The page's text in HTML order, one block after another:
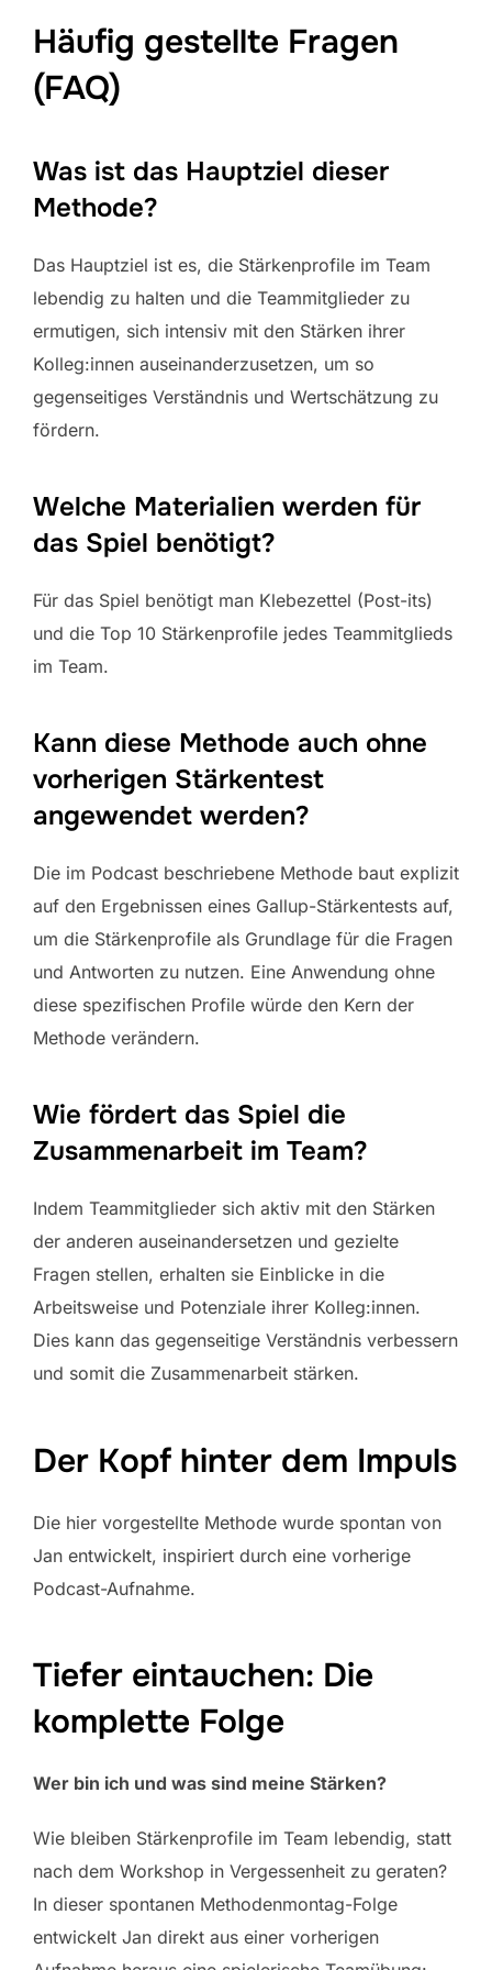
Häufig gestellte Fragen
(FAQ)
Was ist das Hauptziel dieser
Methode?
Das Hauptziel ist es, die Stärkenprofile im Team
lebendig zu halten und die Teammitglieder zu
ermutigen, sich intensiv mit den Stärken ihrer
Kolleg:innen auseinanderzusetzen, um so
gegenseitiges Verständnis und Wertschätzung zu
fördern.
Welche Materialien werden für
das Spiel benötigt?
Für das Spiel benötigt man Klebezettel (Post-its)
und die Top 10 Stärkenprofile jedes Teammitglieds
im Team.
Kann diese Methode auch ohne
vorherigen Stärkentest
angewendet werden?
Die im Podcast beschriebene Methode baut explizit
auf den Ergebnissen eines Gallup-Stärkentests auf,
um die Stärkenprofile als Grundlage für die Fragen
und Antworten zu nutzen. Eine Anwendung ohne
diese spezifischen Profile würde den Kern der
Methode verändern.
Wie fördert das Spiel die
Zusammenarbeit im Team?
Indem Teammitglieder sich aktiv mit den Stärken
der anderen auseinandersetzen und gezielte
Fragen stellen, erhalten sie Einblicke in die
Arbeitsweise und Potenziale ihrer Kolleg:innen.
Dies kann das gegenseitige Verständnis verbessern
und somit die Zusammenarbeit stärken.
Der Kopf hinter dem Impuls
Die hier vorgestellte Methode wurde spontan von
Jan entwickelt, inspiriert durch eine vorherige
Podcast-Aufnahme.
Tiefer eintauchen: Die
komplette Folge
Wer bin ich und was sind meine Stärken?
Wie bleiben Stärkenprofile im Team lebendig, statt
nach dem Workshop in Vergessenheit zu geraten?
In dieser spontanen Methodenmontag-Folge
entwickelt Jan direkt aus einer vorherigen